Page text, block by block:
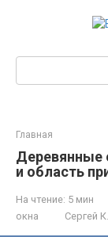
Главная
Деревянные
и область
На чтение: 5 мин
окна
Сергей К.